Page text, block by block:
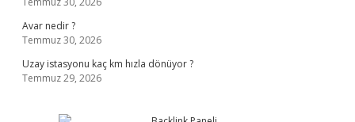
Avar nedir ?
Temmuz 30, 2026
Uzay istasyonu kaç km hızla dönüyor ?
Temmuz 29, 2026